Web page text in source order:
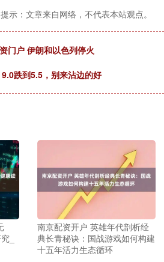
示：文章来自网络，不代表本站观点。
门户 伊朗和以色列停火
跌到5.5，别来沾边的好
_
南京配资开户 英雄年代剖析经
典长青秘诀：国战游戏如何构建
十五年活力生态循环